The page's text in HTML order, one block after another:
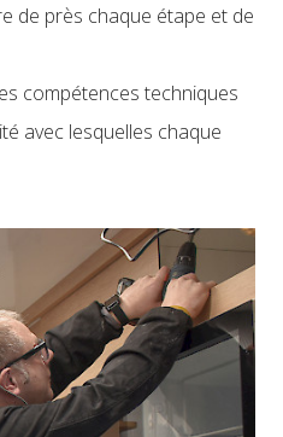
de près chaque étape et de
compétences techniques
avec lesquelles chaque